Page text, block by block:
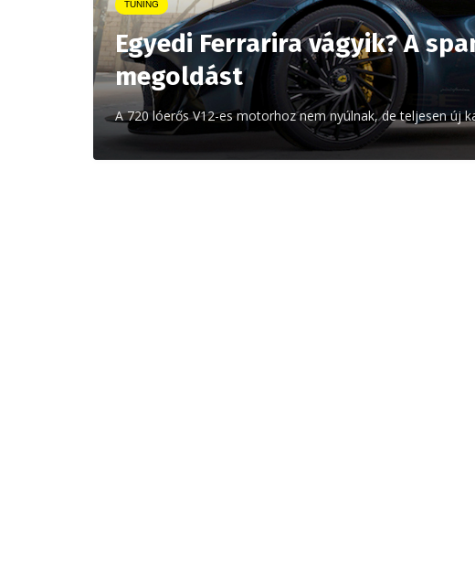
TUNING
Egyedi Ferrarira vágyik? A
megoldást
A 720 lóerős V12-es motorhoz nem nyúlnak, de teljesen új